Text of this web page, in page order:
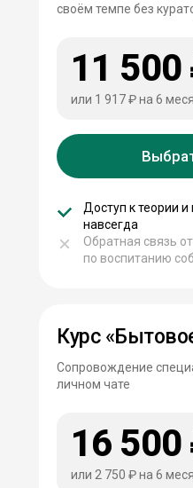
своём темпе без
11
или 1 917 ₽ на 6
Доступ к теории и
навсегда
Обратная связь
по воспитанию
Курс
Сопровождение
личном чате
16
или 2 750 ₽ на 6